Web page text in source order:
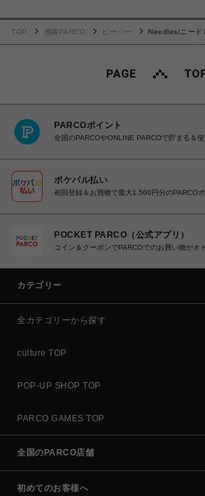
TOP 池袋PARCO ビーバー
Needles/ニー
PARCOポイント
全国のPARCOやONLINE PARCOで貯まる＆使
ポケパル払い
初回登録＆お買物で最大1,500円分のPARCO
POCKET PARCO（公式アプリ）
コイン＆クーポンでPARCOでのお買い物がオ
カテゴリー
全カテゴリーから探す
culture TOP
POP-UP SHOP TOP
PARCO GAMES TOP
全国のPARCO店舗
初めてのお客様へ